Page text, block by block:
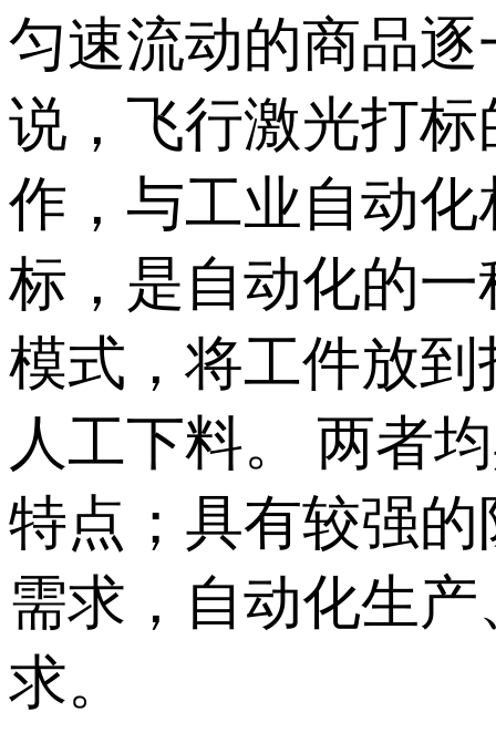
匀速流动的商品
说，飞行激光打
作，与工业自动
标，是自动化的
模式，将工件放
人工下料。 两者
特点；具有较强
需求，自动化生
求。